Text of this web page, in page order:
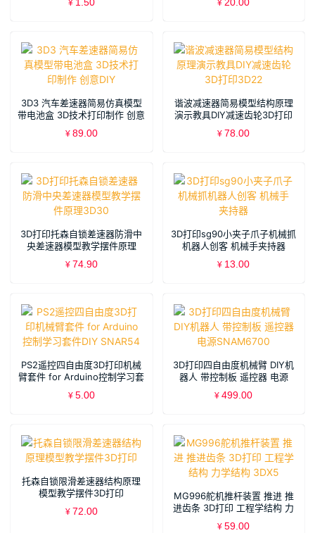
¥ 1.50 ¥ 20.00
3D3 汽车差速器简易仿真模型
带电池盒 3D技术打印制作 创意
DIY
¥ 89.00
谐波减速器简易模型结构原理
演示教具DIY减速齿轮3D打印
3D22
¥ 78.00
3D打印托森自锁差速器防滑中
央差速器模型教学摆件原理
3D30
¥ 74.90
3D打印sg90小夹子爪子机械抓
机器人创客 机械手夹持器
¥ 13.00
PS2遥控四自由度3D打印机械
臂套件 for Arduino控制学习套
件DIY SNAR54
¥ 5.00
3D打印四自由度机械臂 DIY机
器人 带控制板 遥控器 电源
SNAM6700
¥ 499.00
托森自锁限滑差速器结构原理
模型教学摆件3D打印
¥ 72.00
MG996舵机推杆装置 推进 推
进齿条 3D打印 工程学结构 力
学结构 3DX5
¥ 59.00